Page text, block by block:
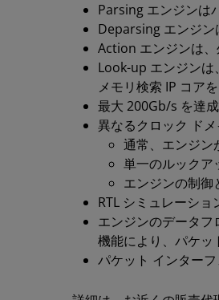
Parsing エンジンは
Deparsing エンジン
Action エンジンは
Look-up エンジンは
メモリ検索 IP コア
最大 200Gb/s を達
異なるクロック ド
通常、エンジン
単一のルックア
エンジンの制御
RTL シミュレーシ
エンジンのデータ
機能により、パケッ
パケット インター